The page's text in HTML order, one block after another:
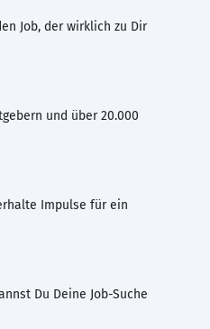
Job, der wirklich zu Dir
und über 20.000
Impulse für ein
Du Deine Job-Suche